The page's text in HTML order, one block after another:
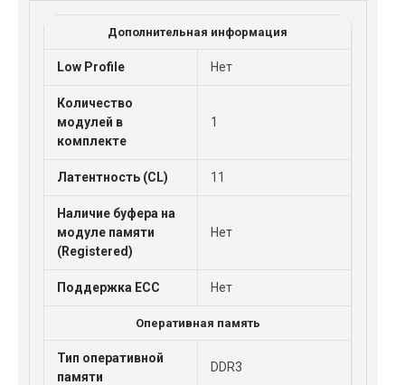
Дополнительная информация
Low Profile Нет
Количество
модулей в
комплекте
1
Латентность (CL) 11
Наличие буфера на
модуле памяти
(Registered)
Нет
Поддержка ECC Нет
Оперативная память
Тип оперативной
памяти
DDR3